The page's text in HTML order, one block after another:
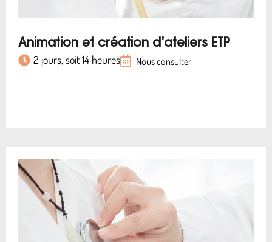
Animation et création d’ateliers ETP
2 jours, soit 14 heures Nous consulter